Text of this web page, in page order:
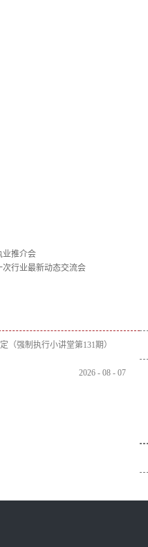
业推介会
次行业最新动态交流会
（强制执行小讲堂第131期）
2026 - 08 - 07